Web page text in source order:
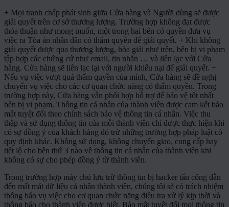
+ Mọi tranh chấp phát sinh giữa Cửa hàng và Người dùng sẽ được
giải quyết trên cơ sở thương lượng. Trường hợp không đạt được
thỏa thuận như mong muốn, một trong hai bên có quyền đưa vụ
việc ra Tòa án nhân dân có thẩm quyền để giải quyết. + Khi không
giải quyết được qua thương lượng, hòa giải như trên, bên bị vi phạm
tập hợp các chứng cứ như email, tin nhắn … và liên lạc với Cửa
hàng. Cửa hàng sẽ liên lạc lại với người khiếu nại để giải quyết. +
Nếu vụ việc vượt quá thẩm quyền của mình, Cửa hàng sẽ đề nghị
chuyển vụ việc cho các cơ quan chức năng có thẩm quyền. Trong
trường hợp này, Cửa hàng vẫn phối hợp hỗ trợ để bảo vệ tốt nhất
bên bị vi phạm. Thông tin cá nhân của thành viên được cam kết bảo
mật tuyệt đối theo chính sách bảo vệ thông tin cá nhân. Việc thu
thập và sử dụng thông tin của mỗi thành viên chỉ được thực hiện khi
có sự đồng ý của khách hàng đó trừ những trường hợp pháp luật có
quy định khác. Không sử dụng, không chuyển giao, cung cấp hay
tiết lộ cho bên thứ 3 nào về thông tin cá nhân của thành viên khi
không có sự cho phép đồng ý từ thành viên.
Trong trường hợp máy chủ lưu trữ thông tin bị hacker tấn công dẫn
đến mất mát dữ liệu cá nhân thành viên, chúng tôi sẽ có trách nhiệm
thông báo vụ việc cho cơ quan chức năng điều tra xử lý kịp thời và
thông báo cho thành viên được biết. Bảo mật tuyệt đối mọi thông tin